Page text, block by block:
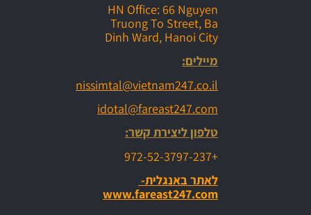
HN Office: 66 Nguyen
Truong To Street, Ba
Dinh Ward, Hanoi City
מיילים:
nissimtal@vietnam247.co.il
idotal@fareast247.com
טלפון ליצירת קשר:
+972-52-3797-237
לאתר באנגלית-
www.fareast247.com